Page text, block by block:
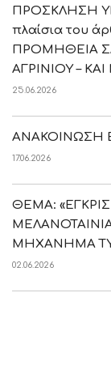
ΠΡΟΣΚΛΗΣΗ
πλαίσια του
ΠΡΟΜΗΘΕΙΑ
ΑΓΡΙΝΙΟΥ –
25.06.2026
ΑΝΑΚΟΙΝΩΣΗ
17.06.2026
ΘΕΜΑ:
ΜΗΧΑΝΗΜΑ
02.06.2026